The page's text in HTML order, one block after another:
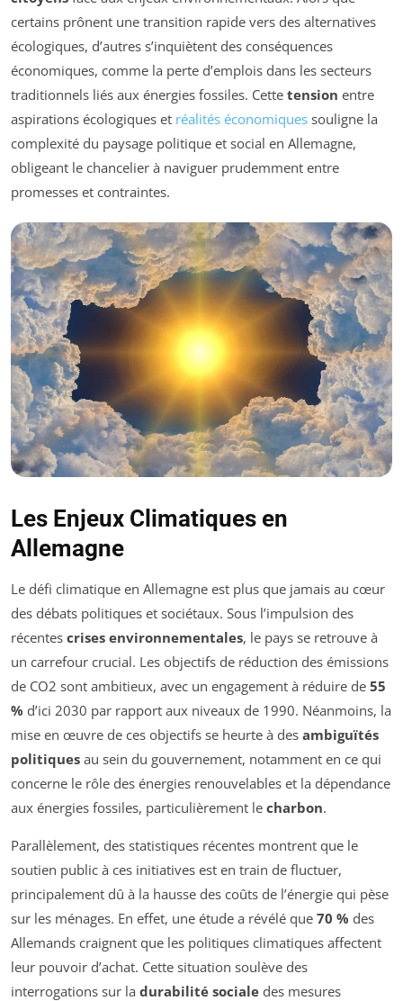
certains prônent une transition rapide vers des alternatives
écologiques, d’autres s’inquiètent des conséquences
économiques, comme la perte d’emplois dans les secteurs
traditionnels liés aux énergies fossiles. Cette tension entre
aspirations écologiques et réalités économiques souligne la
complexité du paysage politique et social en Allemagne,
obligeant le chancelier à naviguer prudemment entre
promesses et contraintes.
Les Enjeux Climatiques en
Allemagne
Le défi climatique en Allemagne est plus que jamais au cœur
des débats politiques et sociétaux. Sous l’impulsion des
récentes crises environnementales, le pays se retrouve à
un carrefour crucial. Les objectifs de réduction des émissions
de CO2 sont ambitieux, avec un engagement à réduire de 55
% d’ici 2030 par rapport aux niveaux de 1990. Néanmoins, la
mise en œuvre de ces objectifs se heurte à des ambiguïtés
politiques au sein du gouvernement, notamment en ce qui
concerne le rôle des énergies renouvelables et la dépendance
aux énergies fossiles, particulièrement le charbon.
Parallèlement, des statistiques récentes montrent que le
soutien public à ces initiatives est en train de fluctuer,
principalement dû à la hausse des coûts de l’énergie qui pèse
sur les ménages. En effet, une étude a révélé que 70 % des
Allemands craignent que les politiques climatiques affectent
leur pouvoir d’achat. Cette situation soulève des
interrogations sur la durabilité sociale des mesures